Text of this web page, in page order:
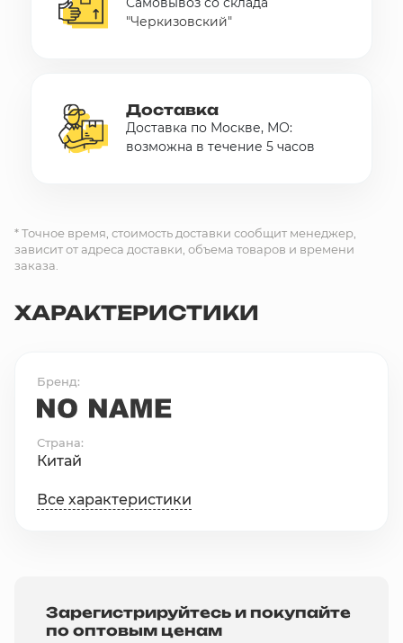
"Черкизовский"
Доставка
Доставка по Москве, МО:
возможна в течение 5 часов
* Точное время, стоимость доставки сообщит менеджер,
зависит от адреса доставки, объема товаров и времени
заказа.
ХАРАКТЕРИСТИКИ
Бренд
Страна
Китай
Все характеристики
Зарегистрируйтесь и покупайте
по оптовым ценам